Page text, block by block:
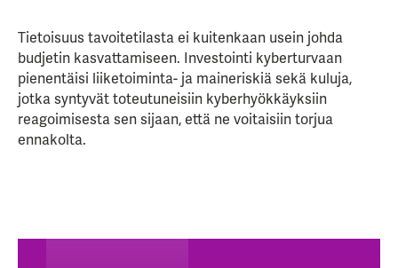
Tietoisuus tavoitetilasta ei kuitenkaan usein johda
budjetin kasvattamiseen. Investointi kyberturvaan
pienentäisi liiketoiminta- ja maineriskiä sekä kuluja,
jotka syntyvät toteutuneisiin kyberhyökkäyksiin
reagoimisesta sen sijaan, että ne voitaisiin torjua
ennakolta.